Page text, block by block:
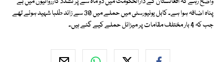
پناہ اضافہ ہوا ہے۔ کابل یونیورسٹی میں حملے میں 30 سے زائد طلبا شہید ہوئے تھے
جب کہ 4 بار مختلف مقامات پر میزائل حملے کیے گئے ہیں۔